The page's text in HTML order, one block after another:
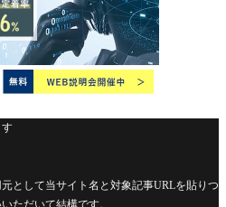
として当サイト名と対象記事URLを貼りつ
ただいて結構です。